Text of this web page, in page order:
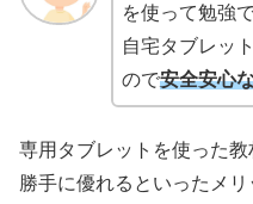
を使って勉強
自宅タブレッ
ので安全安心
専用タブレットを使った
勝手に優れるといったメ